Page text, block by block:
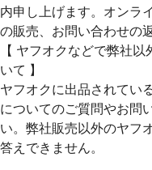
内申し上げます。オンラ
の販売、お問い合わせの
【 ヤフオクなどで弊社
いて 】
ヤフオクに出品されてい
についてのご質問やお問
い。弊社販売以外のヤフ
答えできません。